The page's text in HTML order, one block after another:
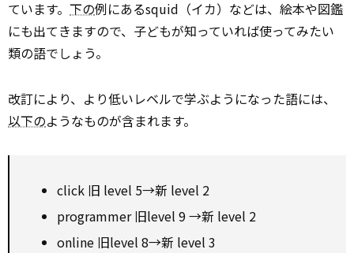
ています。 下の例にあるsquid（イカ）などは、絵本や図鑑
にも出てきますので、子どもが知っていれば使ってみたい
類の語でしょう。
改訂により、より低いレベルで学ぶようになった語には、
以下のようなものが含まれます。
click 旧 level 5→新 level 2
programmer 旧level 9 →新 level 2
online 旧level 8→新 level 3